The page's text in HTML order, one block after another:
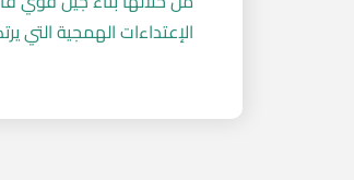
الإعتداءات الهمجية التي